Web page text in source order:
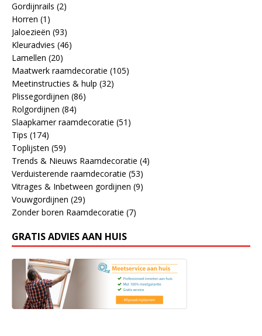
Gordijnrails (2)
Horren (1)
Jaloezieën (93)
Kleuradvies (46)
Lamellen (20)
Maatwerk raamdecoratie (105)
Meetinstructies & hulp (32)
Plissegordijnen (86)
Rolgordijnen (84)
Slaapkamer raamdecoratie (51)
Tips (174)
Toplijsten (59)
Trends & Nieuws Raamdecoratie (4)
Verduisterende raamdecoratie (53)
Vitrages & Inbetween gordijnen (9)
Vouwgordijnen (29)
Zonder boren Raamdecoratie (7)
GRATIS ADVIES AAN HUIS